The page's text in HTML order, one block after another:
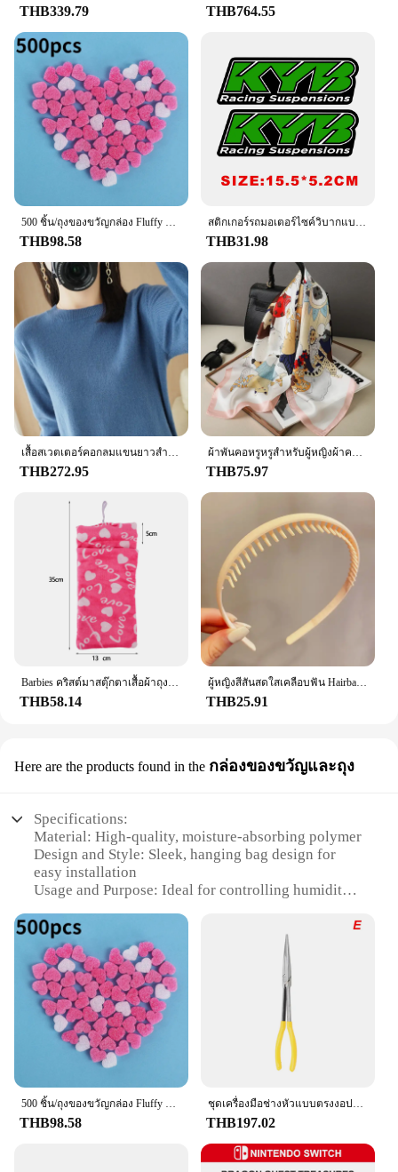
**Versatile and Convenient**
The DampRid Hanging Bag is not just a product; it's
a versatile solution for various scenarios. Its
modern hanging bag design ensures that it can be
hung in any corner or space, making it a convenient
addition to your home or office. The sleek design
blends seamlessly with your surroundings, while the
practicality of the product shines through in its
ability to tackle moisture issues in a discreet and
effective manner. Whether you're looking to protect
your belongings from moisture damage or simply
want to maintain a healthy and comfortable
environment, the DampRid Hanging Bag is the
perfect choice.
**Quality and Value**
Crafted from high-quality plastic, the DampRid
Hanging Bag is built to last. Its durability ensures
that it can withstand the rigors of daily use, making
it a reliable choice for both personal and
commercial settings. The wholesale and vendor
options available make it an excellent choice for
businesses looking to offer their customers a quality
product at a competitive price. The DampRid
Hanging Bag is not just a solution; it's an
investment in a healthier, drier environment that
your customers and employees will appreciate.
THB339.79 THB764.55
500 ชิ้น/ถุงของขวัญกล่อง Fluffy Slime FILLER ตะกอนดินหัวใจสีชมพู Love ลูกปัดโฟม Strip Slime DIY งานแต่งงานโปรดปรานดอกไม้กล่อง FILLER
THB98.58
สติกเกอร์รถมอเตอร์ไซค์วิบากแบบสะท้อนแสงสติกเกอร์ติดรถ KYB WP Suspension สำหรับ Yamaha Honda Suzuki KTM KAWASAKI Benelli
THB31.98
เสื้อสเวตเตอร์คอกลมแขนยาวสำหรับผู้หญิง, เสื้อสเวตเตอร์คอกลมเสื้อสเวตเตอร์ตัวยาวสีพื้นเสื้อสเวตเตอร์ตัวยาวให้ความอบอุ่นสำหรับฤดูใบไม้ร่วงฤดูหนาว
THB272.95
ผ้าพันคอหรูหรูสำหรับผู้หญิงผ้าคลุมไหล่ผ้าไหมผ้าซาตินพิมพ์ลายผ้าพันคอฮิญาบผ้าพันคอหญิงผ้าพันคอสี่เหลี่ยม70*70ซม. ผ้าพันคอสำหรับผู้หญิง2024
THB75.97
Barbies คริสต์มาสตุ๊กตาเสื้อผ้าถุงนอนชุดนอนผ้านิ่มอุปกรณ์เสริมตุ๊กตาเสื้อผ้าสำหรับตุ๊กตาบาร์บี้และตุ๊กตา1/6 BJD Blythe ตุ๊กตาของเล่นเด็กหญิง
THB58.14
ผู้หญิงสีสันสดใสเคลือบฟัน Hairbands หักการตกแต่งแถบคาดศีรษะกลางแจ้งผม Hoop Headwear แฟชั่นอุปกรณ์เสริมผม
THB25.91
Here are the products found in the กล่องของขวัญและถุง
Specifications:
Material: High-quality, moisture-absorbing polymer
Design and Style: Sleek, hanging bag design for
easy installation
Usage and Purpose: Ideal for controlling humidity
Performance and Property: Effective at reducing
dampness and preventing mold growth
Shape or Size or Weight or Quantity: Lightweight
and portable, suitable for various settings
Parts and Accessories: Includes a convenient
hanging hook for easy installation
Features:
|Wholesale|
**Optimal Humidity Control**
The DampRid Hanging Bag is a game-changer in
from a premium, moisture-absorbing polymer, this
500 ชิ้น/ถุงของขวัญกล่อง Fluffy Slime FILLER ตะกอนดินหัวใจสีชมพู Love ลูกปัดโฟม Strip Slime DIY งานแต่งงานโปรดปรานดอกไม้กล่อง FILLER
THB98.58
ชุดเครื่องมือช่างหัวแบบตรงงอปากแหลมพิเศษแบบ DIY คลิปประแจอุปกรณ์กำจัดด้วยมือชุดดูแลรถยนต์อุปกรณ์เสริมรถยนต์
THB197.02